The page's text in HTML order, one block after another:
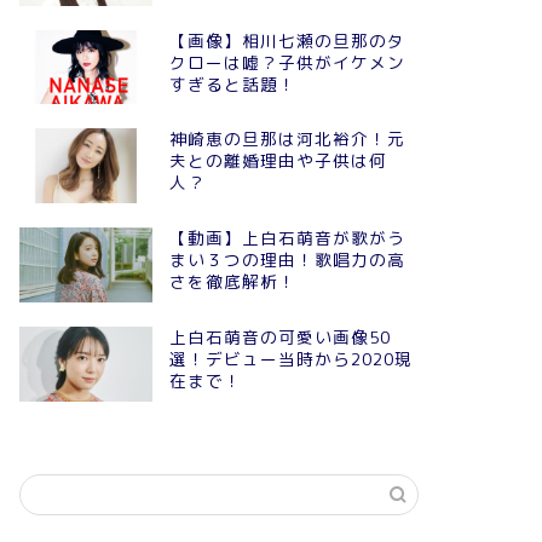
【画像】相川七瀬の旦那のタ
クローは嘘？子供がイケメン
すぎると話題！
神崎恵の旦那は河北裕介！元
夫との離婚理由や子供は何
人？
【動画】上白石萌音が歌がう
まい３つの理由！歌唱力の高
さを徹底解析！
上白石萌音の可愛い画像50
選！デビュー当時から2020現
在まで！